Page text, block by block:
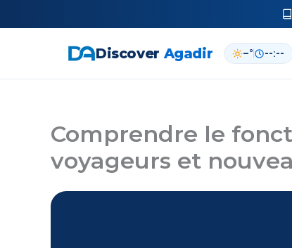
Discover Agadir –° --:--
Comprendre le
voyageurs et